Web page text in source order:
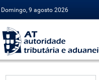
Domingo, 9 agosto 2026